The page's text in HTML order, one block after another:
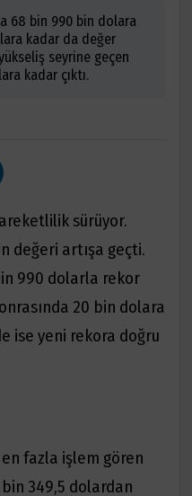
68 bin 990 bin dolara
kadar da değer
seyrine geçen
kadar çıktı.
sürüyor.
değeri artışa geçti.
990 dolarla rekor
20 bin dolara
ise yeni rekora doğru
fazla işlem gören
349,5 dolardan